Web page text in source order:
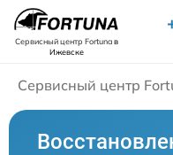
Сервисный центр Fortunaв
Ижевске
Сервисный центр